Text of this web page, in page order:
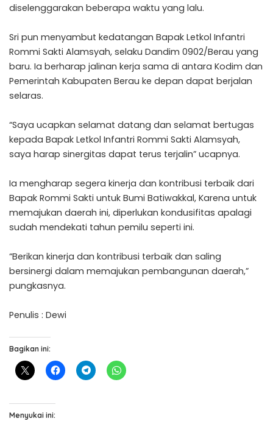
diselenggarakan beberapa waktu yang lalu.
Sri pun menyambut kedatangan Bapak Letkol Infantri
Rommi Sakti Alamsyah, selaku Dandim 0902/Berau yang
baru. Ia berharap jalinan kerja sama di antara Kodim dan
Pemerintah Kabupaten Berau ke depan dapat berjalan
selaras.
“Saya ucapkan selamat datang dan selamat bertugas
kepada Bapak Letkol Infantri Rommi Sakti Alamsyah,
saya harap sinergitas dapat terus terjalin” ucapnya.
Ia mengharap segera kinerja dan kontribusi terbaik dari
Bapak Rommi Sakti untuk Bumi Batiwakkal, Karena untuk
memajukan daerah ini, diperlukan kondusifitas apalagi
sudah mendekati tahun pemilu seperti ini.
“Berikan kinerja dan kontribusi terbaik dan saling
bersinergi dalam memajukan pembangunan daerah,”
pungkasnya.
Penulis : Dewi
Bagikan ini:
Menyukai ini: